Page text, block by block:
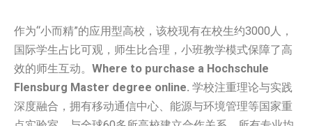
作为“小而精”的应用型高校，该校现有在校生约3000人，
国际学生占比可观，师生比合理，小班教学模式保障了高
效的师生互动。 Where to purchase a Hochschule
Flensburg Master degree online. 学校注重理论与实践
深度融合，拥有移动通信中心、能源与环境管理等国家重